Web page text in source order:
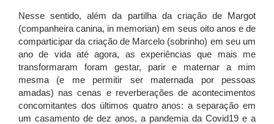
Nesse sentido, além da partilha da criação de Margot
(companheira canina, in memorian) em seus oito anos e de
comparticipar da criação de Marcelo (sobrinho) em seu um
ano de vida até agora, as experiências que mais me
transformaram foram gestar, parir e maternar a mim
mesma (e me permitir ser maternada por pessoas
amadas) nas cenas e reverberações de acontecimentos
concomitantes dos últimos quatro anos: a separação em
um casamento de dez anos, a pandemia da Covid19 e a